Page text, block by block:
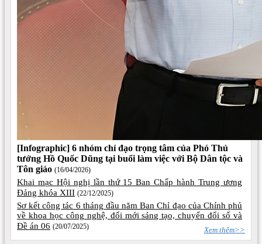
[Infographic] 6 nhóm chỉ đạo trọng tâm của Phó Thủ
tướng Hồ Quốc Dũng tại buổi làm việc với Bộ Dân tộc và
Tôn giáo (16/04/2026)
Khai mạc Hội nghị lần thứ 15 Ban Chấp hành Trung ương
Đảng khóa XIII (22/12/2025)
Sơ kết công tác 6 tháng đầu năm Ban Chỉ đạo của Chính phủ
về khoa học công nghệ, đổi mới sáng tạo, chuyển đổi số và
Đề án 06 (20/07/2025) Xem thêm>>